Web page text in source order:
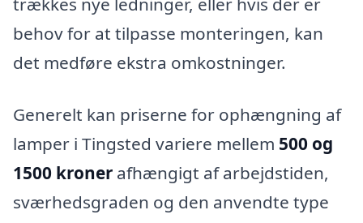
behov for at tilpasse monteringen, kan
det medføre ekstra omkostninger.
Generelt kan priserne for ophængning af
lamper i Tingsted variere mellem 500 og
1500 kroner afhængigt af arbejdstiden,
sværhedsgraden og den anvendte type